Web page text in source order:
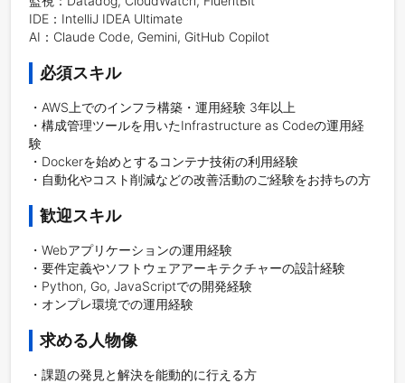
IDE：IntelliJ IDEA Ultimate
AI：Claude Code, Gemini, GitHub Copilot
必須スキル
・AWS上でのインフラ構築・運用経験 3年以上
・構成管理ツールを用いたInfrastructure as Codeの運用経
験
・Dockerを始めとするコンテナ技術の利用経験
・自動化やコスト削減などの改善活動のご経験をお持ちの方
歓迎スキル
・Webアプリケーションの運用経験
・要件定義やソフトウェアアーキテクチャーの設計経験
・Python, Go, JavaScriptでの開発経験
・オンプレ環境での運用経験
求める人物像
・課題の発見と解決を能動的に行える方